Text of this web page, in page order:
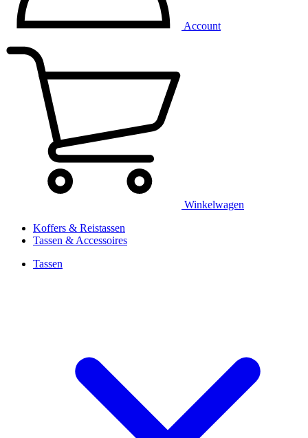
Account
Winkelwagen
Koffers & Reistassen
Tassen & Accessoires
Tassen